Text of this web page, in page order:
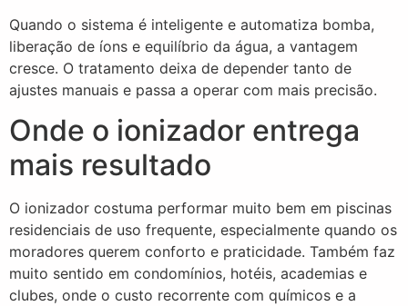
Quando o sistema é inteligente e automatiza bomba,
liberação de íons e equilíbrio da água, a vantagem
cresce. O tratamento deixa de depender tanto de
ajustes manuais e passa a operar com mais precisão.
Onde o ionizador entrega
mais resultado
O ionizador costuma performar muito bem em piscinas
residenciais de uso frequente, especialmente quando os
moradores querem conforto e praticidade. Também faz
muito sentido em condomínios, hotéis, academias e
clubes, onde o custo recorrente com químicos e a